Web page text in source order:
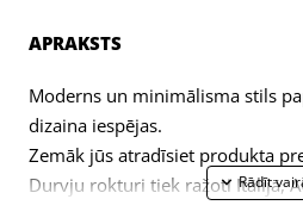
APRAKSTS
Moderns un minimālisma stils
dizaina iespējas.
Zemāk jūs atradīsiet produkta
Durvju rokturi tiek ražoti Itālijā,